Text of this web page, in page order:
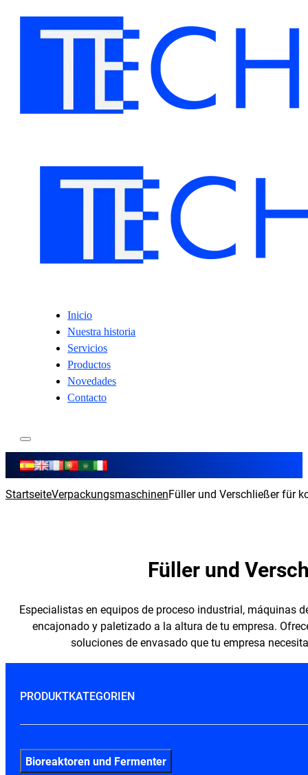
Inicio
Nuestra historia
Servicios
Productos
Novedades
Contacto
StartseiteVerpackungsmaschinenFüller und Verschließer für
Füller und
Especialistas en equipos de proceso industrial, máquinas
encajonado y paletizado a la altura de tu empresa.
soluciones de envasado que tu empresa
PRODUKTKATEGORIEN
Bioreaktoren und Fermenter